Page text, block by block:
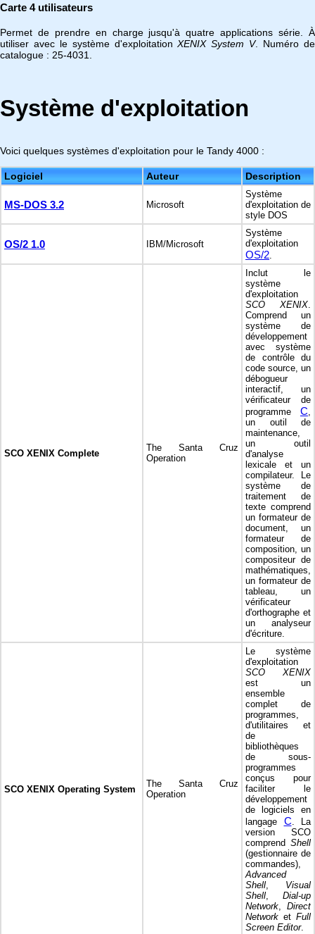
Carte 4 utilisateurs
Permet de prendre en charge jusqu'à quatre applications série. À
utiliser avec le système d'exploitationXENIX System V. Numéro de
catalogue : 25-4031.
Système d'exploitation
Voici quelques systèmes d'exploitation pour le Tandy 4000 :
Logiciel Auteur Description
MS-DOS 3.2 Microsoft
Système
d'exploitation de
style DOS
OS/2 1.0 IBM/Microsoft
Système
d'exploitation
OS/2.
SCO XENIX Complete
The Santa Cruz
Operation
Inclut le
système
d'exploitation
SCO XENIX.
Comprend un
système de
développement
avec système
de contrôle du
code source, un
débogueur
interactif, un
vérificateur de
programme C,
un outil de
maintenance,
un outil
d'analyse
lexicale et un
compilateur. Le
système de
traitement de
texte comprend
un formateur de
document, un
formateur de
composition, un
compositeur de
mathématiques,
un formateur de
tableau, un
vérificateur
d'orthographe et
un analyseur
d'écriture.
SCO XENIX Operating System
The Santa Cruz
Operation
Le système
d'exploitation
SCO XENIX
est un
ensemble
complet de
programmes,
d'utilitaires et
de
bibliothèques
de sous-
programmes
conçus pour
faciliter le
développement
de logiciels en
langage C. La
version SCO
comprend Shell
(gestionnaire de
commandes),
Advanced
Shell, Visual
Shell, Dial-up
Network, Direct
Network et Full
Screen Editor.